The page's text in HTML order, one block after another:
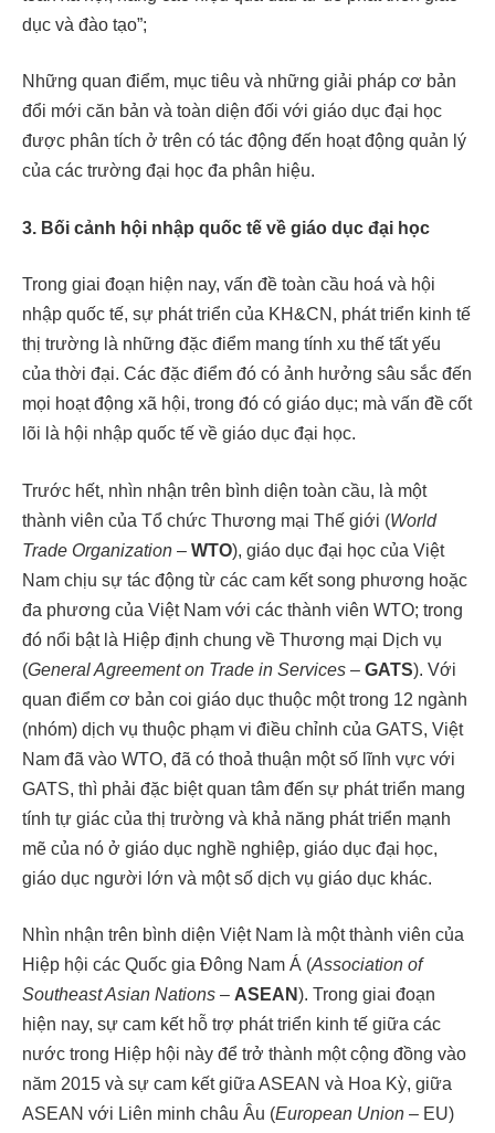
dục và đào tạo”;
Những quan điểm, mục tiêu và những giải pháp cơ bản
đổi mới căn bản và toàn diện đối với giáo dục đại học
được phân tích ở trên có tác động đến hoạt động quản lý
của các trường đại học đa phân hiệu.
3. Bối cảnh hội nhập quốc tế về giáo dục đại học
Trong giai đoạn hiện nay, vấn đề toàn cầu hoá và hội
nhập quốc tế, sự phát triển của KH&CN, phát triển kinh tế
thị trường là những đặc điểm mang tính xu thế tất yếu
của thời đại. Các đặc điểm đó có ảnh hưởng sâu sắc đến
mọi hoạt động xã hội, trong đó có giáo dục; mà vấn đề cốt
lõi là hội nhập quốc tế về giáo dục đại học.
Trước hết, nhìn nhận trên bình diện toàn cầu, là một
thành viên của Tổ chức Thương mại Thế giới (World
Trade Organization – WTO), giáo dục đại học của Việt
Nam chịu sự tác động từ các cam kết song phương hoặc
đa phương của Việt Nam với các thành viên WTO; trong
đó nổi bật là Hiệp định chung về Thương mại Dịch vụ
(General Agreement on Trade in Services – GATS). Với
quan điểm cơ bản coi giáo dục thuộc một trong 12 ngành
(nhóm) dịch vụ thuộc phạm vi điều chỉnh của GATS, Việt
Nam đã vào WTO, đã có thoả thuận một số lĩnh vực với
GATS, thì phải đặc biệt quan tâm đến sự phát triển mang
tính tự giác của thị trường và khả năng phát triển mạnh
mẽ của nó ở giáo dục nghề nghiệp, giáo dục đại học,
giáo dục người lớn và một số dịch vụ giáo dục khác.
Nhìn nhận trên bình diện Việt Nam là một thành viên của
Hiệp hội các Quốc gia Đông Nam Á (Association of
Southeast Asian Nations – ASEAN). Trong giai đoạn
hiện nay, sự cam kết hỗ trợ phát triển kinh tế giữa các
nước trong Hiệp hội này để trở thành một cộng đồng vào
năm 2015 và sự cam kết giữa ASEAN và Hoa Kỳ, giữa
ASEAN với Liên minh châu Âu (European Union – EU)